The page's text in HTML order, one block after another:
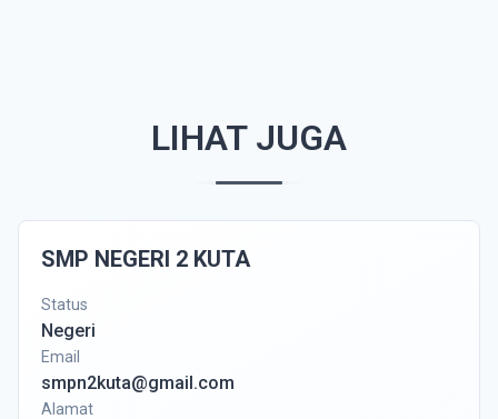
LIHAT JUGA
SMP NEGERI 2 KUTA
Status
Negeri
Email
smpn2kuta@gmail.com
Alamat